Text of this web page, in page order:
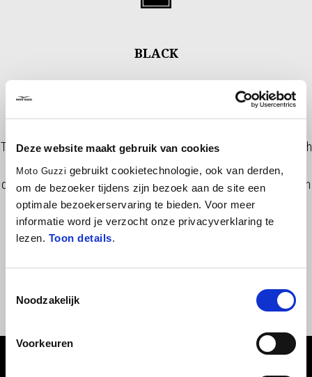
Deze website maakt gebruik van cookies
Moto Guzzi gebruikt cookietechnologie, ook van derden,
om de bezoeker tijdens zijn bezoek aan de site een
optimale bezoekerservaring te bieden. Voor meer
informatie word je verzocht onze privacyverklaring te
lezen. Toon details.
Noodzakelijk
Voorkeuren
BLACK
These quick release side bags are made of made of cordura with
leather inserts, are weather resistant and are equipped with a
quick release and safe locking system, useful on everything from
daily trips to long trips. Comes with carrying strap. Installation
requires fast Click mounting supports.